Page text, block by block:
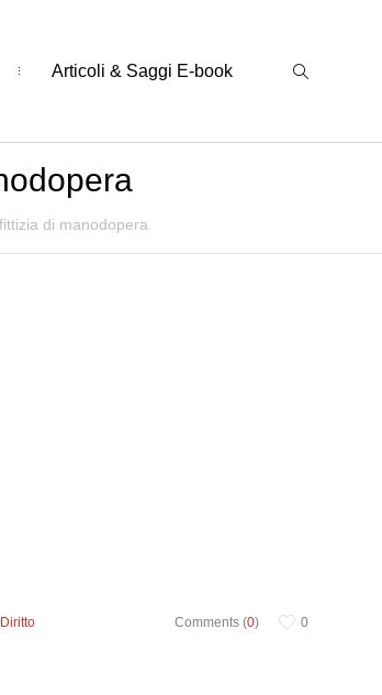
Articoli & Saggi E-book
di manodopera
Comments (0) 0